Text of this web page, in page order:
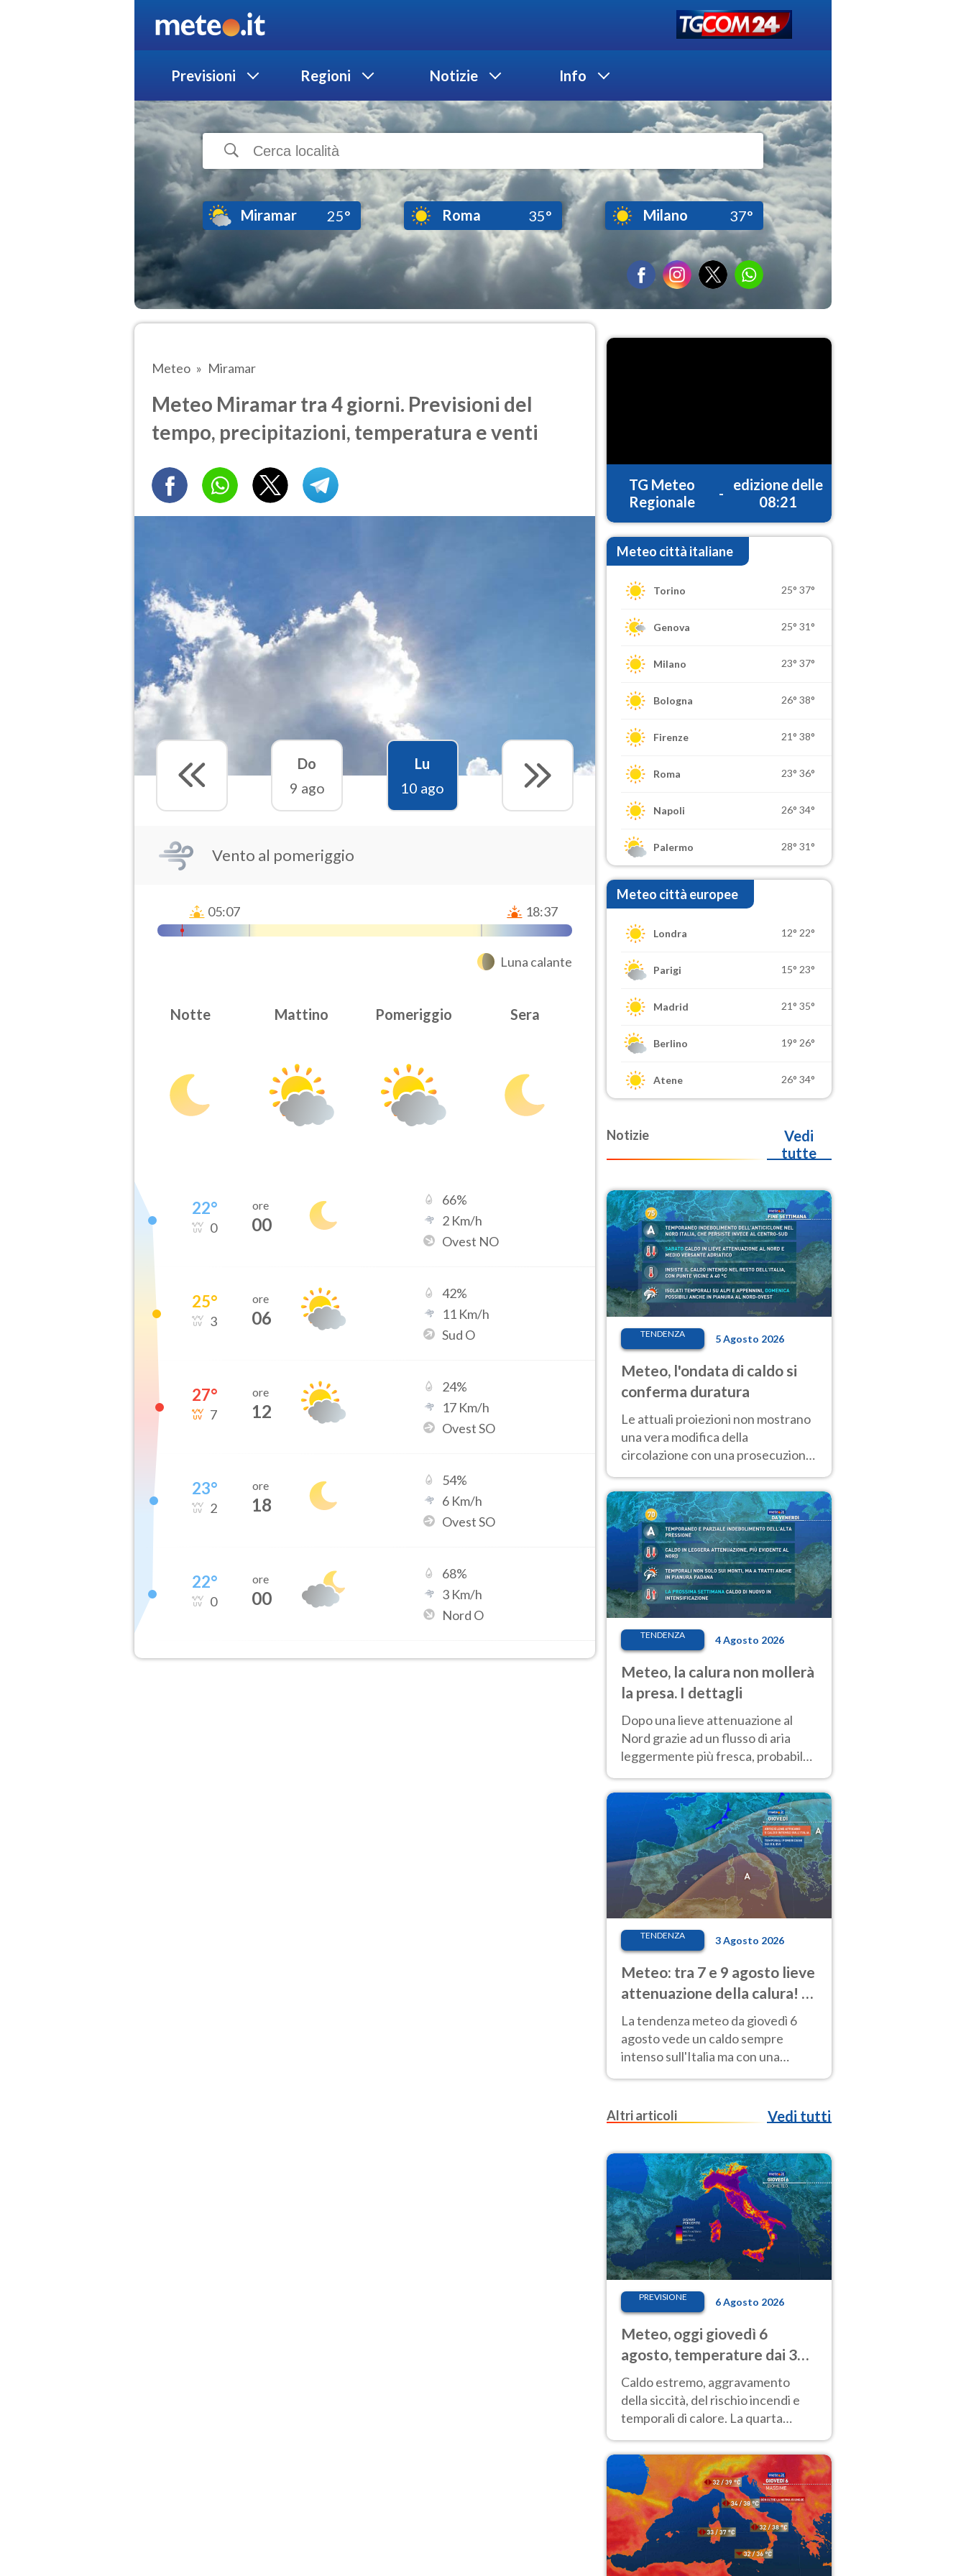
Previsioni Regioni Notizie Info
Miramar 25° Roma 35° Milano 37°
Meteo Miramar
Meteo Miramar tra 4 giorni. Previsioni del
tempo, precipitazioni, temperatura e venti
Do
9 ago
Lu
10 ago
Vento al pomeriggio
05:07 18:37
Luna calante
Notte Mattino Pomeriggio Sera
22°
0
ore
00
66%
2 Km/h
Ovest NO
25°
3
ore
06
42%
11 Km/h
Sud O
27°
7
ore
12
24%
17 Km/h
Ovest SO
23°
2
ore
18
54%
6 Km/h
Ovest SO
22°
0
ore
00
68%
3 Km/h
Nord O
TG Meteo
Regionale
-
edizione delle
08:21
Meteo città italiane
Torino 25° 37°
Genova 25° 31°
Milano 23° 37°
Bologna 26° 38°
Firenze 21° 38°
Roma 23° 36°
Napoli 26° 34°
Palermo 28° 31°
Meteo città europee
Londra 12° 22°
Parigi 15° 23°
Madrid 21° 35°
Berlino 19° 26°
Atene 26° 34°
Notizie
Vedi
tutte
TENDENZA 5 Agosto 2026
Meteo, l'ondata di caldo si
conferma duratura
Le attuali proiezioni non mostrano
una vera modifica della
circolazione con una prosecuzione
giorni, compresa la settimana di
Ferragosto
TENDENZA 4 Agosto 2026
Meteo, la calura non mollerà
la presa. I dettagli
Dopo una lieve attenuazione al
Nord grazie ad un flusso di aria
leggermente più fresca, probabile
africano entro Ferragosto
TENDENZA 3 Agosto 2026
Meteo: tra 7 e 9 agosto lieve
attenuazione della calura! Al
Nord rischio temporali
La tendenza meteo da giovedì 6
agosto vede un caldo sempre
intenso sull'Italia ma con una
parziale e lieve attenuazione tra il 7
Altri articoli
Vedi tutti
PREVISIONE 6 Agosto 2026
Meteo, oggi giovedì 6
agosto, temperature dai 33
ai 40 gradi
Caldo estremo, aggravamento
della siccità, del rischio incendi e
temporali di calore. La quarta
tregua e durerà fino Ferragosto